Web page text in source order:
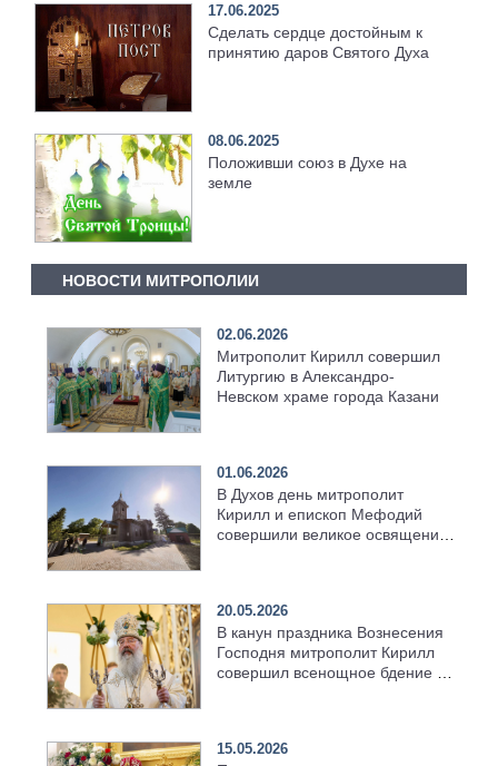
17.06.2025
Сделать сердце достойным к
принятию даров Святого Духа
08.06.2025
Положивши союз в Духе на
земле
НОВОСТИ МИТРОПОЛИИ
02.06.2026
Митрополит Кирилл совершил
Литургию в Александро-
Невском храме города Казани
01.06.2026
В Духов день митрополит
Кирилл и епископ Мефодий
совершили великое освящение
20.05.2026
В канун праздника Вознесения
Господня митрополит Кирилл
совершил всенощное бдение в
15.05.2026